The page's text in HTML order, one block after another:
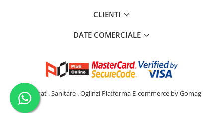
CLIENTI
DATE COMERCIALE
Iluminat . Sanitare . Oglinzi Platforma E-commerce by Gomag